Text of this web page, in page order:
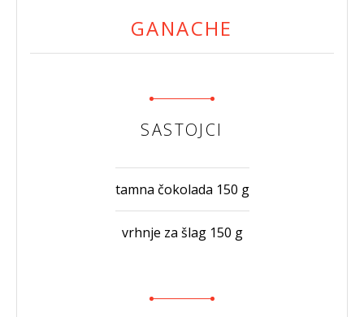
GANACHE
SASTOJCI
tamna čokolada 150 g
vrhnje za šlag 150 g